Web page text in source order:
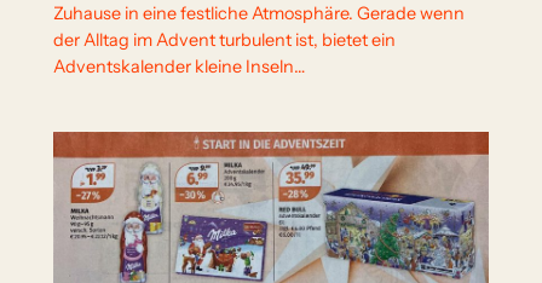
Zuhause in eine festliche Atmosphäre. Gerade wenn
der Alltag im Advent turbulent ist, bietet ein
Adventskalender kleine Inseln…